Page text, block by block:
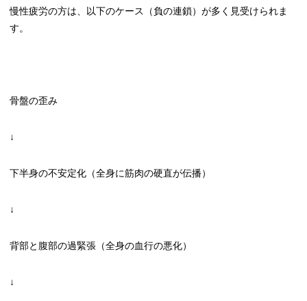
慢性疲労の方は、以下のケース（負の連鎖）が多く見受けられま
す。
骨盤の歪み
↓
下半身の不安定化（全身に筋肉の硬直が伝播）
↓
背部と腹部の過緊張（全身の血行の悪化）
↓